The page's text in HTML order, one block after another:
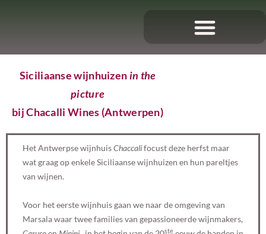
Siciliaanse wijnhuizenin the
picture
bij Chacalli Wines (Antwerpen)
Het Antwerpse wijnhuisChaccalifocust deze herfst maar
wat graag op enkele Siciliaanse wijnhuizen en hun pareltjes
van wijnen.
Voor het eerste wijnhuis gaan we naar de omgeving van
Marsala waar twee families van gepassioneerde wijnmakers,
ste